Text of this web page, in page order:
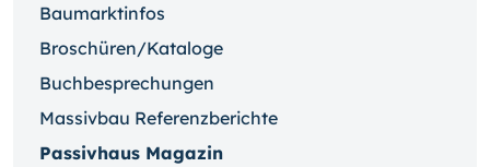
Baumarktinfos
Broschüren/Kataloge
Buchbesprechungen
Massivbau Referenzberichte
Passivhaus Magazin